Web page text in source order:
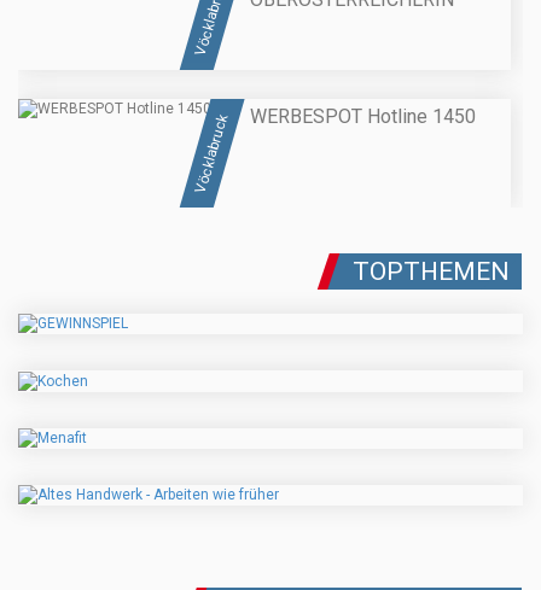
Vöcklabruck WERBESPOT Hotline 1450
TOPTHEMEN